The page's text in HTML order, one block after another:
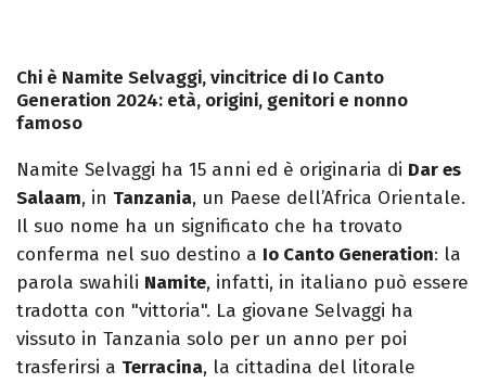
Chi è Namite Selvaggi, vincitrice di Io Canto
Generation 2024: età, origini, genitori e nonno
famoso
Namite Selvaggi ha 15 anni ed è originaria di Dar es
Salaam, in Tanzania, un Paese dell’Africa Orientale.
Il suo nome ha un significato che ha trovato
conferma nel suo destino a Io Canto Generation: la
parola swahili Namite, infatti, in italiano può essere
tradotta con "vittoria". La giovane Selvaggi ha
vissuto in Tanzania solo per un anno per poi
trasferirsi a Terracina, la cittadina del litorale